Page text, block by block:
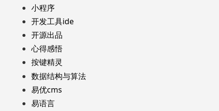
小程序
开发工具ide
开源出品
心得感悟
按键精灵
数据结构与算法
易优cms
易语言